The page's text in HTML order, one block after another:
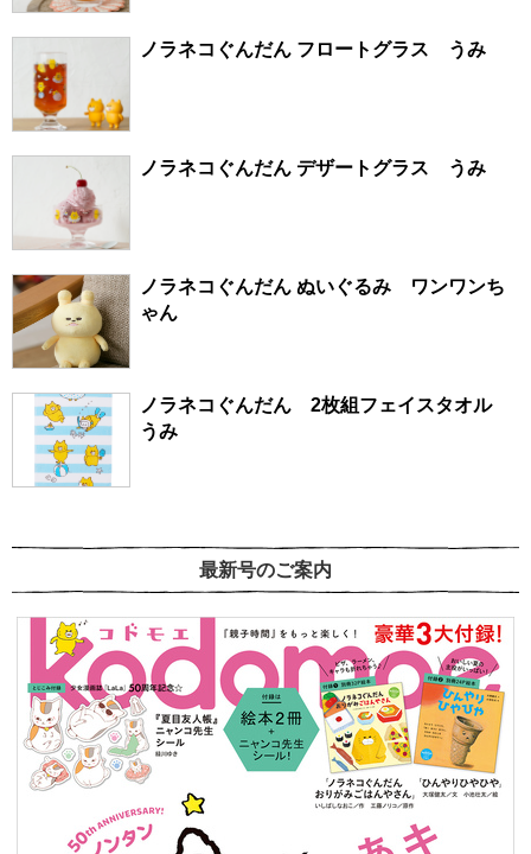
ノラネコぐんだん フロートグラス うみ
ノラネコぐんだん デザートグラス うみ
ノラネコぐんだん ぬいぐるみ ワンワンち
ゃん
ノラネコぐんだん 2枚組フェイスタオル
うみ
最新号のご案内